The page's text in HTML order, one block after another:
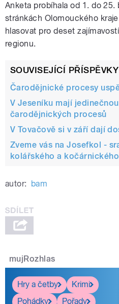
Anketa probíhala od 1. do
stránkách Olomouckého
hlasovat pro deset
regionu.
SOUVISEJÍCÍ PŘÍSPĚVKY
Čarodějnické procesy
V Jeseníku mají
čarodějnických procesů
V Tovačově si v září dají
Zveme vás na Josefkol -
kolářského a kočárnického
autor: bam
mujRozhlas
Hry a četby
Krimi
Pohádky
Pořady